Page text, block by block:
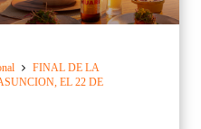
FINAL DE LA
EL 22 DE